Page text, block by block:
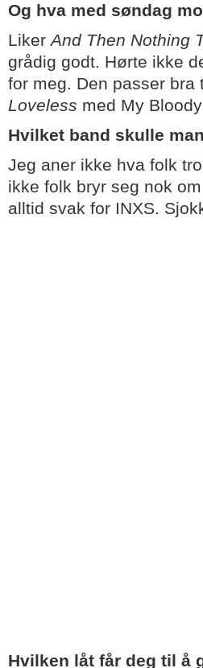
Og hva med søndag
LikerAnd Then Nothing
grådig godt. Hørte ikke
for meg. Den passer
Loveless med My
Hvilket band skulle
Jeg aner ikke hva folk
ikke folk bryr seg nok
alltid svak for INXS.
Hvilken låt får deg til å